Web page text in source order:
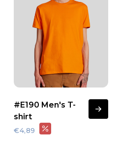
#E190 Men's T-
shirt
€4,89